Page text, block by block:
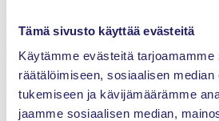
Tämä sivusto käyttää evästeitä
Käytämme evästeitä
räätälöimiseen, sosiaalisen median
tukemiseen ja kävijämäärämme
jaamme sosiaalisen median,
alueen mökkiläiset pystyivät katsomaan
aikoina. Hankkeen aikana vältyttiin
työtapaturmilta.
Hankkeessa hyödynnettiin
Suunnittelijana toimi Arctia Meritaito Oy.